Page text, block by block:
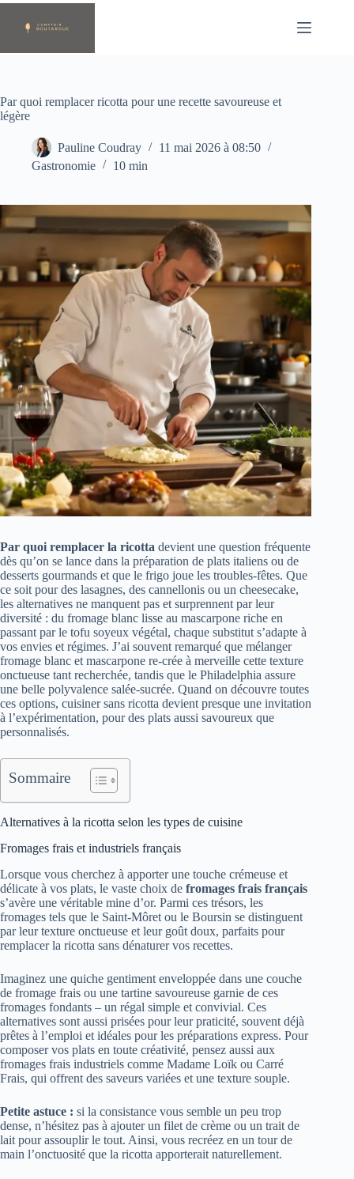
Passer
contenu
Par quoi remplacer ricotta pour une recette savoureuse et
légère
Pauline Coudray
11 mai 2026 à 08:50
Gastronomie
10 min
Par quoi remplacer la ricotta devient une question fréquente
dès qu’on se lance dans la préparation de plats italiens ou de
desserts gourmands et que le frigo joue les troubles-fêtes. Que
ce soit pour des lasagnes, des cannellonis ou un cheesecake,
les alternatives ne manquent pas et surprennent par leur
diversité : du fromage blanc lisse au mascarpone riche en
passant par le tofu soyeux végétal, chaque substitut s’adapte à
vos envies et régimes. J’ai souvent remarqué que mélanger
fromage blanc et mascarpone re-crée à merveille cette texture
onctueuse tant recherchée, tandis que le Philadelphia assure
une belle polyvalence salée-sucrée. Quand on découvre toutes
ces options, cuisiner sans ricotta devient presque une invitation
à l’expérimentation, pour des plats aussi savoureux que
personnalisés.
Sommaire
Alternatives à la ricotta selon les types de cuisine
Fromages frais et industriels français
Lorsque vous cherchez à apporter une touche crémeuse et
délicate à vos plats, le vaste choix de fromages frais français
s’avère une véritable mine d’or. Parmi ces trésors, les
fromages tels que le Saint-Môret ou le Boursin se distinguent
par leur texture onctueuse et leur goût doux, parfaits pour
remplacer la ricotta sans dénaturer vos recettes.
Imaginez une quiche gentiment enveloppée dans une couche
de fromage frais ou une tartine savoureuse garnie de ces
fromages fondants – un régal simple et convivial. Ces
alternatives sont aussi prisées pour leur praticité, souvent déjà
prêtes à l’emploi et idéales pour les préparations express. Pour
composer vos plats en toute créativité, pensez aussi aux
fromages frais industriels comme Madame Loïk ou Carré
Frais, qui offrent des saveurs variées et une texture souple.
Petite astuce : si la consistance vous semble un peu trop
dense, n’hésitez pas à ajouter un filet de crème ou un trait de
lait pour assouplir le tout. Ainsi, vous recréez en un tour de
main l’onctuosité que la ricotta apporterait naturellement.